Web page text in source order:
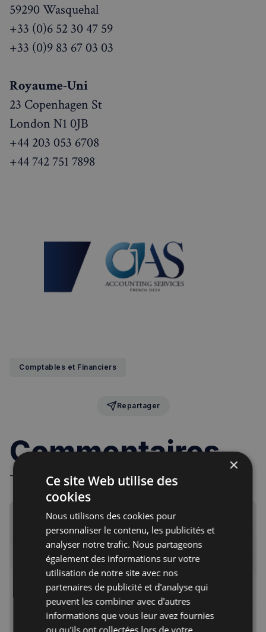
59290 Wasquehal
+33 (0)6 52 30 47 59
+33 (0)9 83 67 03 03
Royaume-Uni
23 Copenhagen St
London N1 0JB
+44 203 053 6708
+44 742 751 7898
Comptables et Financiers
Repartager
Commentaires
- Règles de la communauté -
Inscrivez-vous gratuitement pour recevoir les infos
de la semaine, chaque vendredi matin
Votre adresse courriel
×
Ce site Web utilise des
cookies
Nous utilisons des cookies pour
personnaliser le contenu, les publicités et
analyser notre trafic. Nous partageons
également des informations sur votre
utilisation de notre site avec nos
partenaires de publicité et d'analyse qui
peuvent les combiner avec d'autres
informations que vous leur avez fournies
ou qu'ils ont collectées lors de votre